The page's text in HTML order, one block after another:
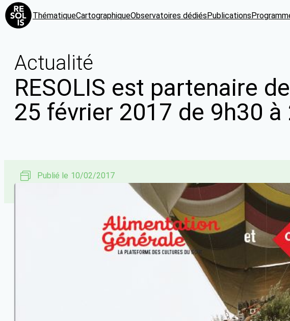
ThématiqueCartographiqueObservatoires dédiésPublications
Actualité
RESOLIS est partenaire
25 février 2017 de 9h30 à
Publié le 10/02/2017